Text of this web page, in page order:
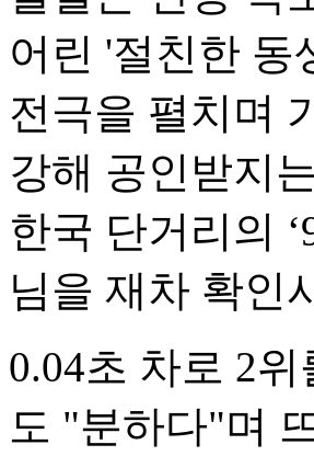
어린 '절친한 동
전극을 펼치며
강해 공인받지
한국 단거리의
님을 재차 확인
0.04초 차로 2
도 "분하다"며